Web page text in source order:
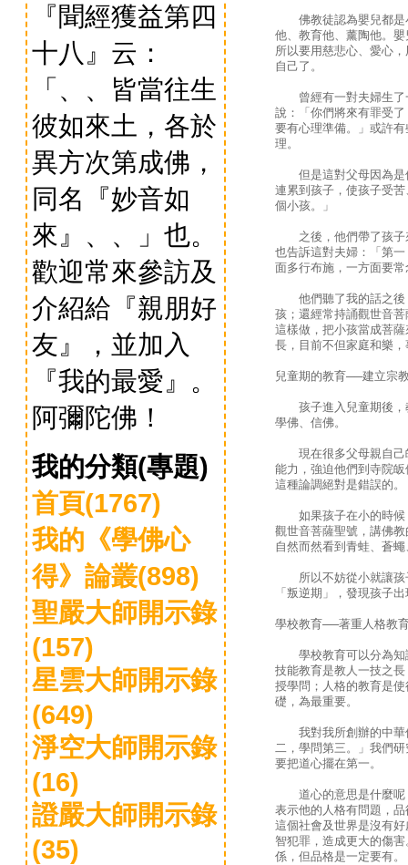
『聞經獲益第四
十八』云：
「、、皆當往生
彼如來土，各於
異方次第成佛，
同名『妙音如
來』、、」也。
歡迎常來參訪及
介紹給『親朋好
友』，並加入
『我的最愛』。
阿彌陀佛！
我的分類(專題)
首頁(1767)
我的《學佛心
得》論叢(898)
聖嚴大師開示錄
(157)
星雲大師開示錄
(649)
淨空大師開示錄
(16)
證嚴大師開示錄
(35)
佛教徒認為嬰兒都是
他、教育他、薰陶他。
所以要用慈悲心、愛心
自己了。
曾經有一對夫婦生了
說：「你們將來有罪受
要有心理準備。」或許
理。
但是這對父母因為是
連累到孩子，使孩子受
個小孩。」
之後，他們帶了孩子
也告訴這對夫婦：「第
面多行布施，一方面要
他們聽了我的話之後
孩；還經常持誦觀世音
這樣做，把小孩當成菩
長，目前不但家庭和樂
兒童期的教育──建立宗
孩子進入兒童期後，
學佛、信佛。
現在很多父母親自己
能力，強迫他們到寺院
這種論調絕對是錯誤的。
如果孩子在小的時候
觀世音菩薩聖號，講佛
自然而然看到青蛙、蒼
所以不妨從小就讓孩
「叛逆期」，發現孩子
學校教育──著重人格教
學校教育可以分為知
技能教育是教人一技之
授學問；人格的教育是
礎，為最重要。
我對我所創辦的中華
二，學問第三。」我們
要把道心擺在第一。
道心的意思是什麼呢
表示他的人格有問題，
這個社會及世界是沒有
智犯罪，造成更大的傷
係，但品格是一定要有。